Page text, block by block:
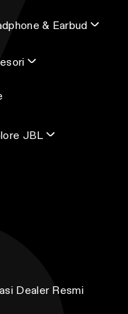
& Earbud
JBL
Dealer Resmi